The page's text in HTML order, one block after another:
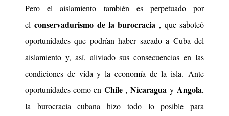
Pero el aislamiento también es perpetuado por
elconservadurismo de la burocracia , que saboteó
oportunidades que podrían haber sacado a Cuba del
aislamiento y, así, aliviado sus consecuencias en las
condiciones de vida y la economía de la isla. Ante
oportunidades como en Chile,Nicaragua y Angola,
la burocracia cubana hizo todo lo posible para